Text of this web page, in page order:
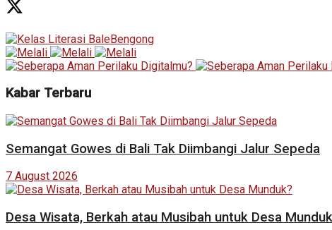
Kabar Terbaru
Semangat Gowes di Bali Tak Diimbangi Jalur Sepeda
7 August 2026
Desa Wisata, Berkah atau Musibah untuk Desa